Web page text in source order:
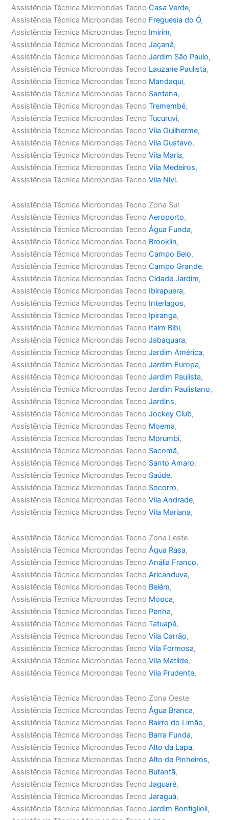
Assistência Técnica Microondas TecnoCasa Verde,
Assistência Técnica Microondas Tecno Freguesia do Ó,
Assistência Técnica Microondas Tecno Imirim,
Assistência Técnica Microondas TecnoJaçanã,
Assistência Técnica Microondas TecnoJardim São Paulo,
Assistência Técnica Microondas Tecno Lauzane Paulista,
Assistência Técnica Microondas Tecno Mandaqui,
Assistência Técnica Microondas Tecno Santana,
Assistência Técnica Microondas TecnoTremembé,
Assistência Técnica Microondas TecnoTucuruvi,
Assistência Técnica Microondas TecnoVila Guilherme,
Assistência Técnica Microondas TecnoVila Gustavo,
Assistência Técnica Microondas TecnoVila Maria,
Assistência Técnica Microondas TecnoVila Medeiros,
Assistência Técnica Microondas TecnoVila Nivi.
Assistência Técnica Microondas Tecno Zona Sul
Assistência Técnica Microondas TecnoAeroporto,
Assistência Técnica Microondas TecnoÁgua Funda,
Assistência Técnica Microondas Tecno Brooklin,
Assistência Técnica Microondas TecnoCampo Belo,
Assistência Técnica Microondas TecnoCampo Grande,
Assistência Técnica Microondas TecnoCidade Jardim,
Assistência Técnica Microondas Tecno Ibirapuera,
Assistência Técnica Microondas Tecno Interlagos,
Assistência Técnica Microondas Tecno Ipiranga,
Assistência Técnica Microondas Tecno Itaim Bibi,
Assistência Técnica Microondas TecnoJabaquara,
Assistência Técnica Microondas TecnoJardim América,
Assistência Técnica Microondas TecnoJardim Europa,
Assistência Técnica Microondas TecnoJardim Paulista,
Assistência Técnica Microondas TecnoJardim Paulistano,
Assistência Técnica Microondas TecnoJardins,
Assistência Técnica Microondas TecnoJockey Club,
Assistência Técnica Microondas Tecno Moema,
Assistência Técnica Microondas Tecno Morumbi,
Assistência Técnica Microondas Tecno Sacomã,
Assistência Técnica Microondas Tecno Santo Amaro,
Assistência Técnica Microondas Tecno Saúde,
Assistência Técnica Microondas Tecno Socorro,
Assistência Técnica Microondas TecnoVila Andrade,
Assistência Técnica Microondas TecnoVila Mariana,
Assistência Técnica Microondas Tecno Zona Leste
Assistência Técnica Microondas TecnoÁgua Rasa,
Assistência Técnica Microondas TecnoAnália Franco,
Assistência Técnica Microondas TecnoAricanduva,
Assistência Técnica Microondas Tecno Belém,
Assistência Técnica Microondas Tecno Mooca,
Assistência Técnica Microondas Tecno Penha,
Assistência Técnica Microondas TecnoTatuapé,
Assistência Técnica Microondas TecnoVila Carrão,
Assistência Técnica Microondas TecnoVila Formosa,
Assistência Técnica Microondas TecnoVila Matilde,
Assistência Técnica Microondas TecnoVila Prudente,
Assistência Técnica Microondas Tecno Zona Oeste
Assistência Técnica Microondas TecnoÁgua Branca,
Assistência Técnica Microondas Tecno Bairro do Limão,
Assistência Técnica Microondas Tecno Barra Funda,
Assistência Técnica Microondas TecnoAlto da Lapa,
Assistência Técnica Microondas TecnoAlto de Pinheiros,
Assistência Técnica Microondas Tecno Butantã,
Assistência Técnica Microondas TecnoJaguaré,
Assistência Técnica Microondas TecnoJaraguá,
Assistência Técnica Microondas TecnoJardim Bonfiglioli,